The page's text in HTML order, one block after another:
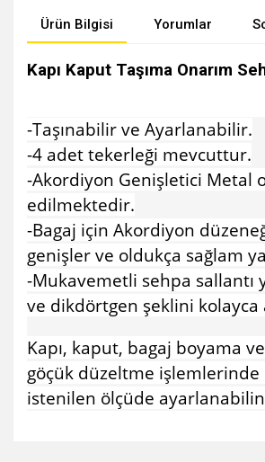
Ürün Bilgisi Yorumlar
Kapı Kaput Taşıma Onarım
-Taşınabilir ve Ayarlanabilir.
-4 adet tekerleği mevcuttur.
-Akordiyon Genişletici Metal
edilmektedir.
-Bagaj için Akordiyon
genişler ve oldukça sağlam
-Mukavemetli sehpa sallantı
ve dikdörtgen şeklini kolayca
Kapı, kaput, bagaj boyama
göçük düzeltme işlemlerinde
istenilen ölçüde